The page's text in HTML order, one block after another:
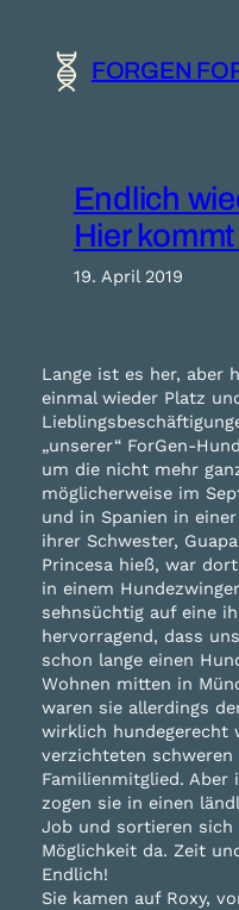
springen
FORGEN
Endlich
Hier
19. April 2019
Lange ist es her, aber
einmal wieder Platz
„unserer“ ForGen-
um die nicht mehr
möglicherweise im
und in Spanien in
ihrer Schwester,
Princesa hieß, war
in einem
sehnsüchtig auf eine
hervorragend, dass
schon lange einen
Wohnen mitten in
waren sie allerdings
wirklich hundegerecht
verzichteten schweren
Familienmitglied. Aber
zogen sie in einen
Job und sortieren sich
Möglichkeit da. Zeit
Endlich!
Sie kamen auf Roxy,